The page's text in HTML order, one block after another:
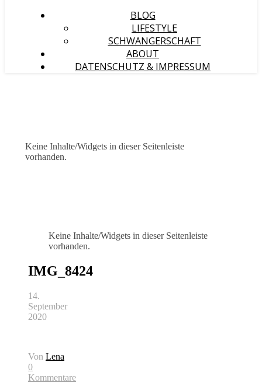
BLOG
LIFESTYLE
SCHWANGERSCHAFT
ABOUT
DATENSCHUTZ & IMPRESSUM
Keine Inhalte/Widgets in dieser Seitenleiste
vorhanden.
Keine Inhalte/Widgets in dieser Seitenleiste
vorhanden.
IMG_8424
14.
September
2020
Von Lena
0
Kommentare